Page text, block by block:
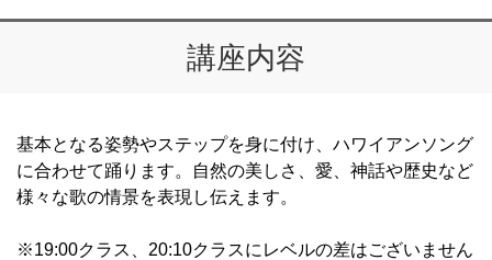
講座内容
基本となる姿勢やステップを身に付け、ハワイアンソング
に合わせて踊ります。自然の美しさ、愛、神話や歴史など
様々な歌の情景を表現し伝えます。
※19:00クラス、20:10クラスにレベルの差はございません